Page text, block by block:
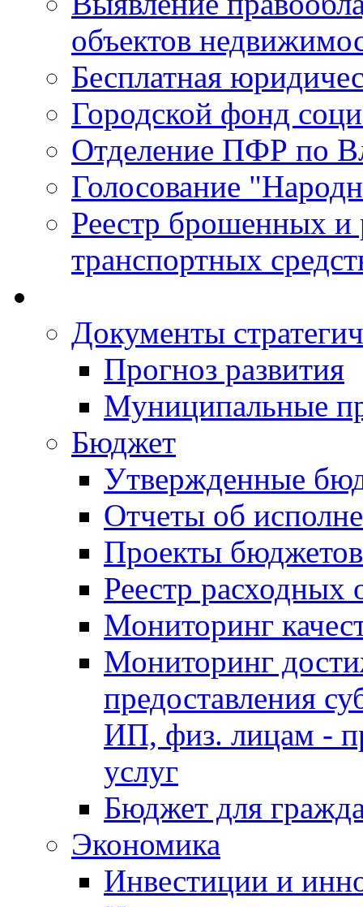
объектов
Бесплатная
Городской фонд
Отделение ПФР по
Голосование
Реестр брошенных и
транспортных
Документы
Прогноз развития
Муниципальные
Бюджет
Утвержденные
Отчеты об
Проекты бюджетов
Реестр расходных
Мониторинг
Мониторинг
предоставления
ИП, физ. лицам -
услуг
Бюджет для
Экономика
Инвестиции и